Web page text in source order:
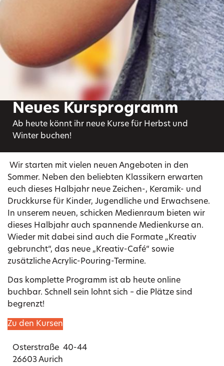
Neues Kursprogramm
Ab heute könnt ihr neue Kurse für Herbst und
Winter buchen!
Wir starten mit vielen neuen Angeboten in den
Sommer. Neben den beliebten Klassikern erwarten
euch dieses Halbjahr neue Zeichen-, Keramik- und
Druckkurse für Kinder, Jugendliche und Erwachsene.
In unserem neuen, schicken Medienraum bieten wir
dieses Halbjahr auch spannende Medienkurse an.
Wieder mit dabei sind auch die Formate „Kreativ
gebruncht“, das neue „Kreativ-Café“ sowie
zusätzliche Acrylic-Pouring-Termine.
Das komplette Programm ist ab heute online
buchbar. Schnell sein lohnt sich – die Plätze sind
begrenzt!
Zu den Kursen
Osterstraße 40-44
26603 Aurich